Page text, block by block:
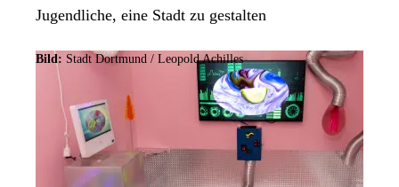
Jugendliche, eine Stadt zu gestalten
Bild: Stadt Dortmund / Leopold Achilles